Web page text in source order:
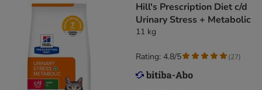
Hill's Prescription Diet c/d
Urinary Stress + Metabolic
11 kg
Rating: 4.8/5 (27)